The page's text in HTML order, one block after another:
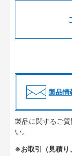
製品情
製品に関するご
い。
※お取引（見積り